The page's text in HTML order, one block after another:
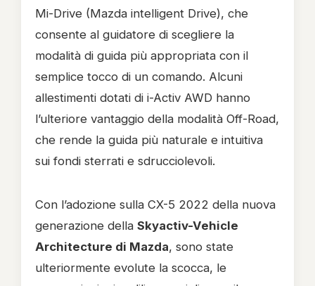
Mi-Drive (Mazda intelligent Drive), che
consente al guidatore di scegliere la
modalità di guida più appropriata con il
semplice tocco di un comando. Alcuni
allestimenti dotati di i-Activ AWD hanno
l’ulteriore vantaggio della modalità Off-Road,
che rende la guida più naturale e intuitiva
sui fondi sterrati e sdrucciolevoli.
Con l’adozione sulla CX-5 2022 della nuova
generazione della Skyactiv-Vehicle
Architecture di Mazda, sono state
ulteriormente evolute la scocca, le